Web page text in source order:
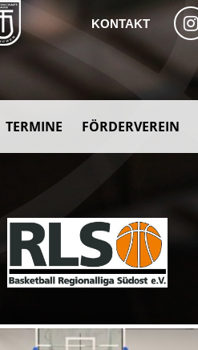
KONTAKT
TERMINE FÖRDERVEREIN